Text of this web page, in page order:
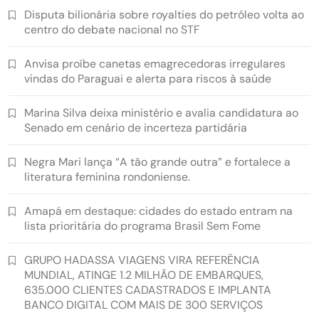
Disputa bilionária sobre royalties do petróleo volta ao
centro do debate nacional no STF
Anvisa proíbe canetas emagrecedoras irregulares
vindas do Paraguai e alerta para riscos à saúde
Marina Silva deixa ministério e avalia candidatura ao
Senado em cenário de incerteza partidária
Negra Mari lança “A tão grande outra” e fortalece a
literatura feminina rondoniense.
Amapá em destaque: cidades do estado entram na
lista prioritária do programa Brasil Sem Fome
GRUPO HADASSA VIAGENS VIRA REFERÊNCIA
MUNDIAL, ATINGE 1.2 MILHÃO DE EMBARQUES,
635.000 CLIENTES CADASTRADOS E IMPLANTA
BANCO DIGITAL COM MAIS DE 300 SERVIÇOS